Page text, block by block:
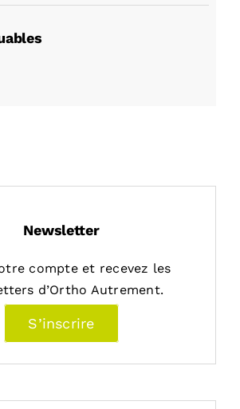
Newsletter
compte et recevez les
d’Ortho Autrement.
S’inscrire